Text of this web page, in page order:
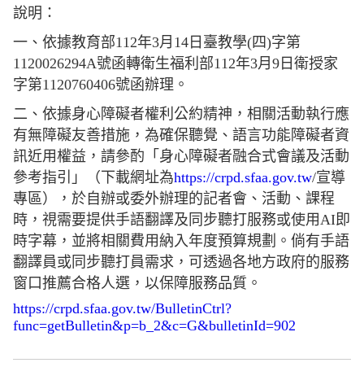
說明：
一、依據教育部112年3月14日臺教學(四)字第
1120026294A號函轉衛生福利部112年3月9日衛授家
字第1120760406號函辦理。
二、依據身心障礙者權利公約精神，相關活動執行應
有無障礙友善措施，為確保聽覺、語言功能障礙者資
訊近用權益，請參酌「身心障礙者融合式會議及活動
參考指引」（下載網址為https://crpd.sfaa.gov.tw/宣導
專區），於自辦或委外辦理的記者會、活動、課程
時，視需要提供手語翻譯及同步聽打服務或使用AI即
時字幕，並將相關費用納入年度預算規劃。倘有手語
翻譯員或同步聽打員需求，可透過各地方政府的服務
窗口推薦合格人選，以保障服務品質。
https://crpd.sfaa.gov.tw/BulletinCtrl?
func=getBulletin&p=b_2&c=G&bulletinId=902